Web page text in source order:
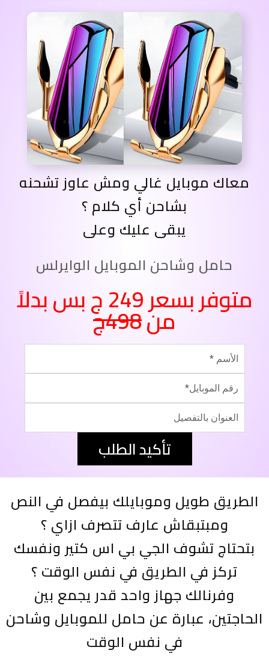
معاك موبايل غالي ومش عاوز تشحنه
بشاحن أي كلام ؟
يبقى عليك وعلى
حامل وشاحن الموبايل الوايرلس
متوفر بسعر 249 ج بس بدلاً
من498ج
تأكيد الطلب
الطريق طويل وموبايلك بيفصل في النص
ومبتبقاش عارف تتصرف ازاي ؟
بتحتاج تشوف الجي بي اس كتير ونفسك
تركز في الطريق في نفس الوقت ؟
وفرنالك جهاز واحد قدر يجمع بين
الحاجتين، عبارة عن حامل للموبايل وشاحن
في نفس الوقت